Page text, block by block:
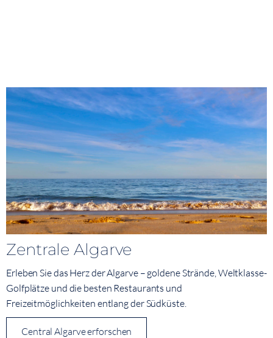
Zentrale Algarve
Erleben Sie das Herz der Algarve – goldene Strände, Weltklasse-
Golfplätze und die besten Restaurants und
Freizeitmöglichkeiten entlang der Südküste.
Central Algarve erforschen